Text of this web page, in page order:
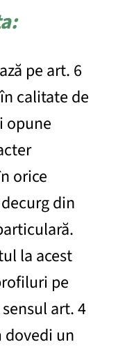
pe art. 6
calitate de
opune
orice
din
la acest
pe
art. 4
dovedi un